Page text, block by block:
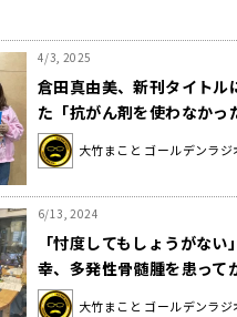
4/3, 2025
倉田真由美、新刊タイトル
た「抗がん剤を使わなかっ
ついて語る
大竹まこと ゴールデンラジ
6/13, 2024
「忖度してもしょうがない
幸、多発性骨髄腫を患って
境を語る
大竹まこと ゴールデンラジ